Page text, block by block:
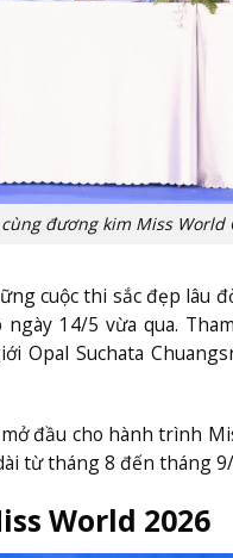
đương kim Miss
cuộc thi sắc đẹp lâu
14/5 vừa qua.
Opal Suchata
đầu cho hành trình
từ tháng 8 đến tháng
World 2026